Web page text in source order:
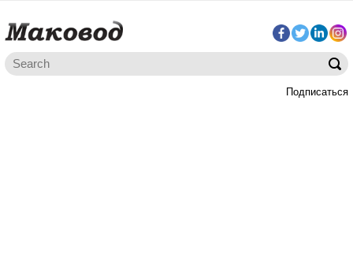
Подписаться